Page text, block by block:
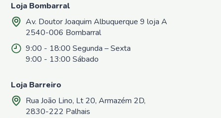
Repelentes
em Placas
a
utilizar
Repelentes
Casa
Loja Bombarral
Av. Doutor Joaquim Albuquerque 9 loja A
2540-006 Bombarral
9:00 - 18:00 Segunda – Sexta
9:00 - 13:00 Sábado
Loja Barreiro
Rua João Lino, Lt 20, Armazém 2D,
2830-222 Palhais